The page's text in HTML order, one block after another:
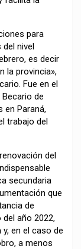
para
del nivel
es decir
la provincia»,
Fue en el
de
en Paraná,
trabajo del
del
secundaria
que
de
año 2022,
en el caso de
a menos